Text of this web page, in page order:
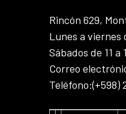
Rincón 629,
Lunes a viernes
Sábados de 11 a
Correo
Teléfono:(+598)